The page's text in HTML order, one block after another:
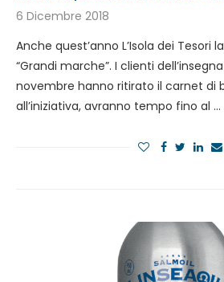
6 Dicembre 2018
Anche quest’anno L’Isola dei Tesori
“Grandi marche”. I clienti
novembre hanno ritirato il carnet di
all’iniziativa, avranno tempo fino al …